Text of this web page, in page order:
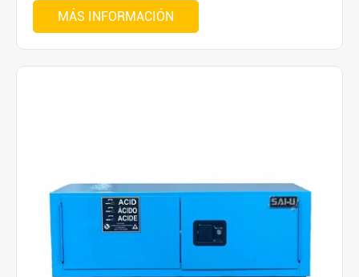
MÁS INFORMACIÓN